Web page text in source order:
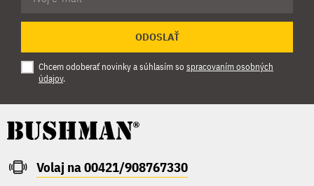
ODOSLAŤ
Chcem odoberať novinky a súhlasím so spracovaním osobných
údajov.
Volaj na 00421/908767330